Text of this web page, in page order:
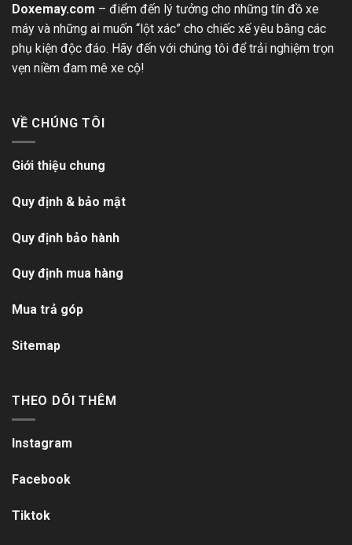
Doxemay.com – điểm đến lý tưởng cho những tín đồ xe
máy và những ai muốn “lột xác” cho chiếc xế yêu bằng các
phụ kiện độc đáo. Hãy đến với chúng tôi để trải nghiệm trọn
vẹn niềm đam mê xe cộ!
VỀ CHÚNG TÔI
Giới thiệu chung
Quy định & bảo mật
Quy định bảo hành
Quy định mua hàng
Mua trả góp
Sitemap
THEO DÕI THÊM
Instagram
Facebook
Tiktok